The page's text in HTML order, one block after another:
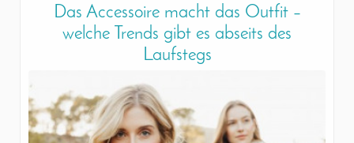
Das Accessoire macht das Outfit –
welche Trends gibt es abseits des
Laufstegs